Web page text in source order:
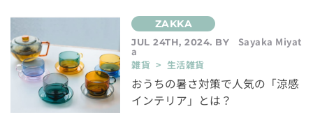
JUL 24TH, 2024. BY Sayaka Miyat
a
雑貨 > 生活雑貨
おうちの暑さ対策で人気の「涼感
インテリア」とは？